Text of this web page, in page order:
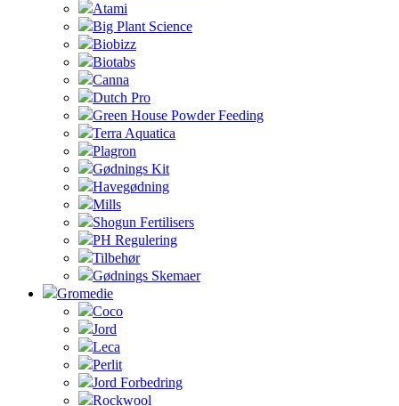
Atami
Big Plant Science
Biobizz
Biotabs
Canna
Dutch Pro
Green House Powder Feeding
Terra Aquatica
Plagron
Gødnings Kit
Havegødning
Mills
Shogun Fertilisers
PH Regulering
Tilbehør
Gødnings Skemaer
Gromedie
Coco
Jord
Leca
Perlit
Jord Forbedring
Rockwool